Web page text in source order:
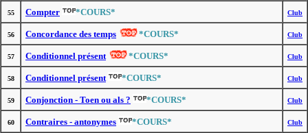
55 Compter *COURS* Club
56 Concordance des temps *COURS* Club
57 Conditionnel présent *COURS* Club
58 Conditionnel présent *COURS* Club
59 Conjonction - Toen ou als ? *COURS* Club
60 Contraires - antonymes *COURS* Club